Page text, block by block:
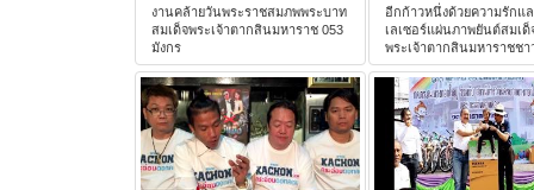
งานคล้ายวันพระราชสมภพพระบาท
สมเด็จพระเจ้าตากสินมหาราช 053
มังกร
อีกก้าวหนึ่งด้วยความรักแ
เลเซอร์แผ่นภาพยันต์สมเด็
พระเจ้าตากสินมหาราชช